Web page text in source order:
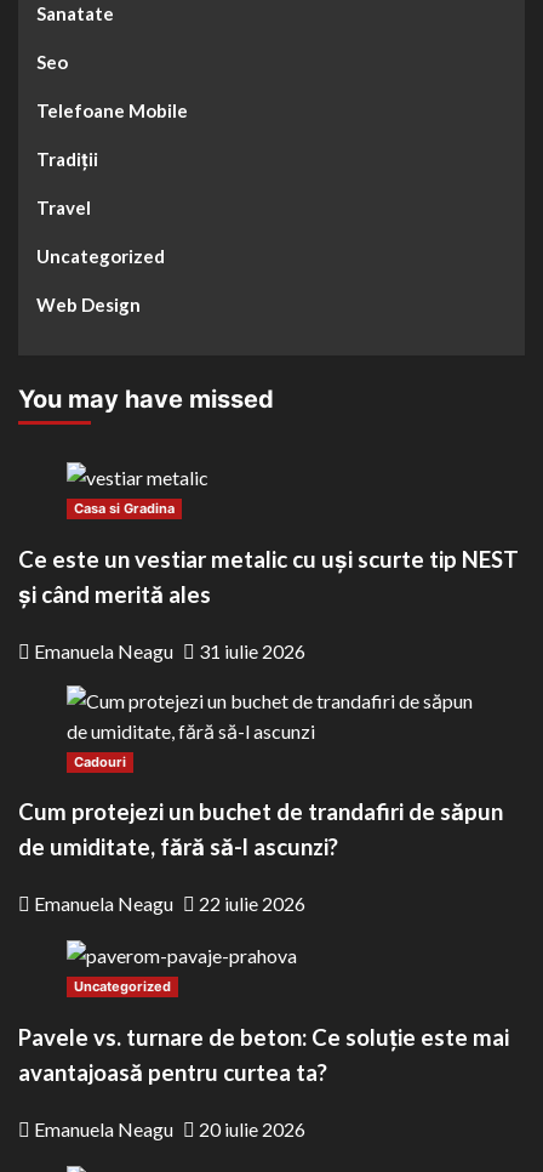
Sanatate
Seo
Telefoane Mobile
Tradiții
Travel
Uncategorized
Web Design
You may have missed
Casa si Gradina
Ce este un vestiar metalic cu uși scurte tip NEST
și când merită ales
Emanuela Neagu 31 iulie 2026
Cadouri
Cum protejezi un buchet de trandafiri de săpun
de umiditate, fără să-l ascunzi?
Emanuela Neagu 22 iulie 2026
Uncategorized
Pavele vs. turnare de beton: Ce soluție este mai
avantajoasă pentru curtea ta?
Emanuela Neagu 20 iulie 2026